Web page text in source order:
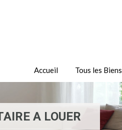
Accueil Tous les Biens
A LOUER